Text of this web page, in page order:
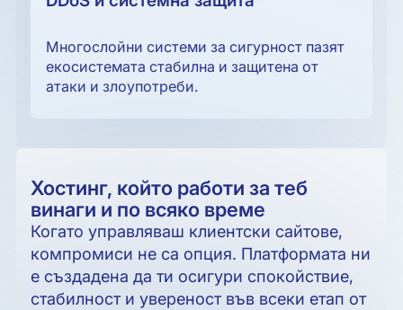
Многослойни системи за сигурност пазят
екосистемата стабилна и защитена от
атаки и злоупотреби.
Хостинг, който работи за теб
винаги и по всяко време
Когато управляваш клиентски сайтове,
компромиси не са опция. Платформата ни
е създадена да ти осигури спокойствие,
стабилност и увереност във всеки етап от